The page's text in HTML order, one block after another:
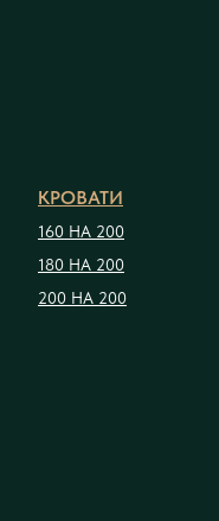
КРОВАТИ
160 НА 200
180 НА 200
200 НА 200